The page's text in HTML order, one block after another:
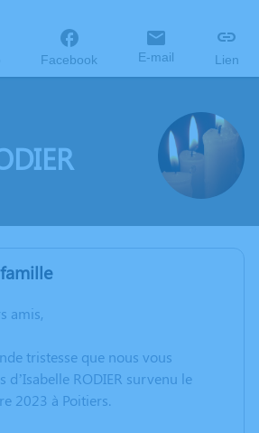
Facebook E-mail Lien
amis,
tristesse que nous vous
d’Isabelle RODIER survenu le
2023 à Poitiers.